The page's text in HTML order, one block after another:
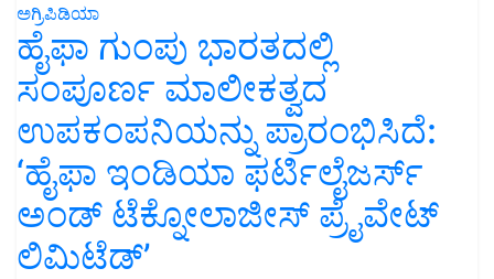
ಅಗ್ರಿಪಿಡಿಯಾ
ಹೈಫಾ ಗುಂಪು ಭಾರತದಲ್ಲಿ
ಸಂಪೂರ್ಣ ಮಾಲೀಕತ್ವದ
ಉಪಕಂಪನಿಯನ್ನು ಪ್ರಾರಂಭಿಸಿದೆ:
‘ಹೈಫಾ ಇಂಡಿಯಾ ಫರ್ಟಿಲೈಜರ್ಸ್
ಅಂಡ್ ಟೆಕ್ನೋಲಾಜೀಸ್ ಪ್ರೈವೇಟ್
ಲಿಮಿಟೆಡ್’